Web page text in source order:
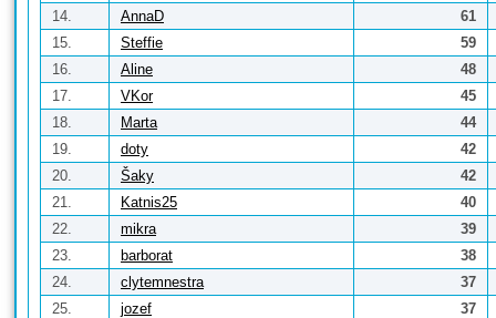
14.
AnnaD
61
15.
Steffie
59
16.
Aline
48
17.
VKor
45
18.
Marta
44
19.
doty
42
20.
Šaky
42
21.
Katnis25
40
22.
mikra
39
23.
barborat
38
24.
clytemnestra
37
25.
jozef
37